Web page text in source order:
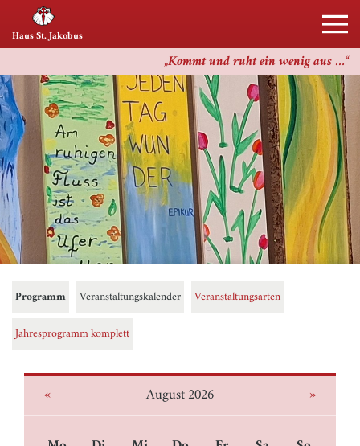
Kommt und ruht ein wenig aus …
Haus St. Jakobus
Programm Veranstaltungskalender Veranstaltungsarten
Jahresprogramm komplett
« August 2026 »